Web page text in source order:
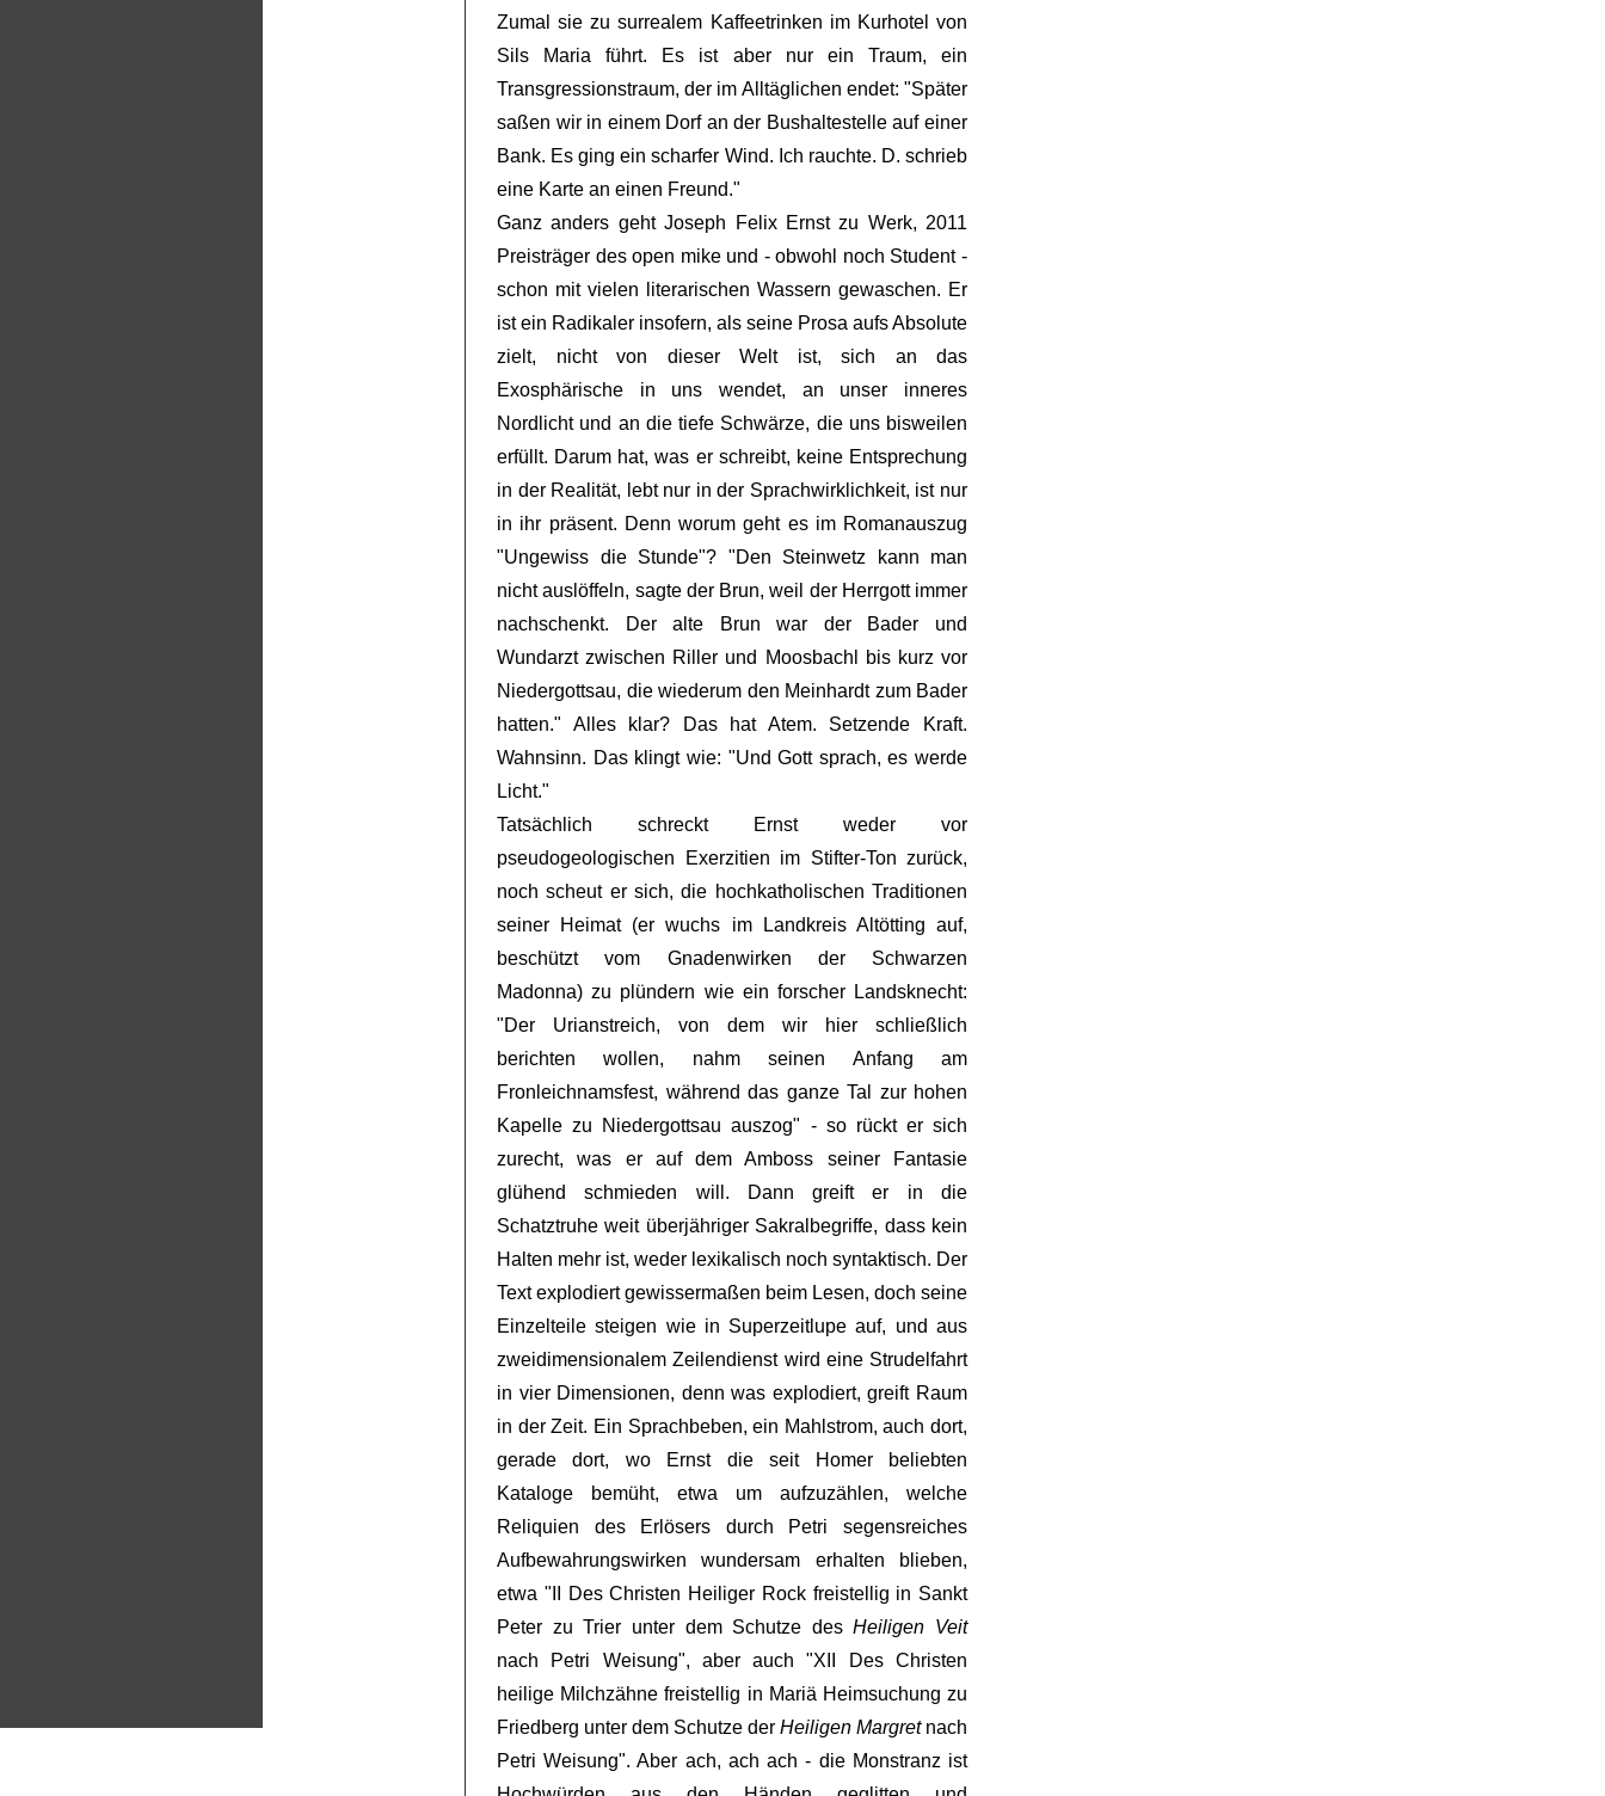
Zumal sie zu surrealem Kaffeetrinken im Kurhotel von
Sils Maria führt. Es ist aber nur ein Traum, ein
Transgressionstraum, der im Alltäglichen endet: "Später
saßen wir in einem Dorf an der Bushaltestelle auf einer
Bank. Es ging ein scharfer Wind. Ich rauchte. D. schrieb
eine Karte an einen Freund."
Ganz anders geht Joseph Felix Ernst zu Werk, 2011
Preisträger des open mike und - obwohl noch Student -
schon mit vielen literarischen Wassern gewaschen. Er
ist ein Radikaler insofern, als seine Prosa aufs Absolute
zielt, nicht von dieser Welt ist, sich an das
Exosphärische in uns wendet, an unser inneres
Nordlicht und an die tiefe Schwärze, die uns bisweilen
erfüllt. Darum hat, was er schreibt, keine Entsprechung
in der Realität, lebt nur in der Sprachwirklichkeit, ist nur
in ihr präsent. Denn worum geht es im Romanauszug
"Ungewiss die Stunde"? "Den Steinwetz kann man
nicht auslöffeln, sagte der Brun, weil der Herrgott immer
nachschenkt. Der alte Brun war der Bader und
Wundarzt zwischen Riller und Moosbachl bis kurz vor
Niedergottsau, die wiederum den Meinhardt zum Bader
hatten." Alles klar? Das hat Atem. Setzende Kraft.
Wahnsinn. Das klingt wie: "Und Gott sprach, es werde
Licht."
Tatsächlich schreckt Ernst weder vor
pseudogeologischen Exerzitien im Stifter-Ton zurück,
noch scheut er sich, die hochkatholischen Traditionen
seiner Heimat (er wuchs im Landkreis Altötting auf,
beschützt vom Gnadenwirken der Schwarzen
Madonna) zu plündern wie ein forscher Landsknecht:
"Der Urianstreich, von dem wir hier schließlich
berichten wollen, nahm seinen Anfang am
Fronleichnamsfest, während das ganze Tal zur hohen
Kapelle zu Niedergottsau auszog" - so rückt er sich
zurecht, was er auf dem Amboss seiner Fantasie
glühend schmieden will. Dann greift er in die
Schatztruhe weit überjähriger Sakralbegriffe, dass kein
Halten mehr ist, weder lexikalisch noch syntaktisch. Der
Text explodiert gewissermaßen beim Lesen, doch seine
Einzelteile steigen wie in Superzeitlupe auf, und aus
zweidimensionalem Zeilendienst wird eine Strudelfahrt
in vier Dimensionen, denn was explodiert, greift Raum
in der Zeit. Ein Sprachbeben, ein Mahlstrom, auch dort,
gerade dort, wo Ernst die seit Homer beliebten
Kataloge bemüht, etwa um aufzuzählen, welche
Reliquien des Erlösers durch Petri segensreiches
Aufbewahrungswirken wundersam erhalten blieben,
etwa "II Des Christen Heiliger Rock freistellig in Sankt
Peter zu Trier unter dem Schutze desHeiligen Veit
nach Petri Weisung", aber auch "XII Des Christen
heilige Milchzähne freistellig in Mariä Heimsuchung zu
Friedberg unter dem Schutze der Heiligen Margretnach
Petri Weisung". Aber ach, ach ach - die Monstranz ist